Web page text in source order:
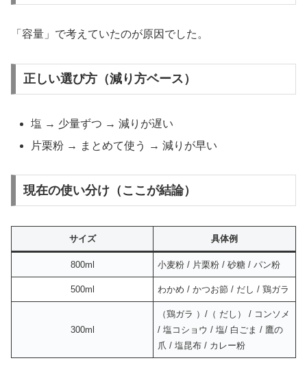
「容量」で考えていたのが原因でした。
正しい選び方（減り方ベース）
塩 → 少量ずつ → 減りが遅い
片栗粉 → まとめて使う → 減りが早い
現在の使い分け（ここが結論）
サイズ 具体例
800ml 小麦粉 / 片栗粉 / 砂糖 / パン粉
500ml わかめ / かつお節 / だし / 鶏ガラ
300ml
（鶏ガラ ）/（ だし） / コンソメ
/ 塩コショウ / 塩/ 白ごま / 鷹の
爪 / 塩昆布 / カレー粉